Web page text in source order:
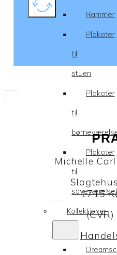
Rammer
Plakater
til
stuen
Plakater
til
Plakater
til
Kollektioner
Michelle
1715